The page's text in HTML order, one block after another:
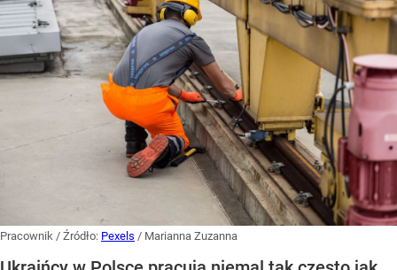
Pracownik / Źródło: Pexels / Marianna Zuzanna